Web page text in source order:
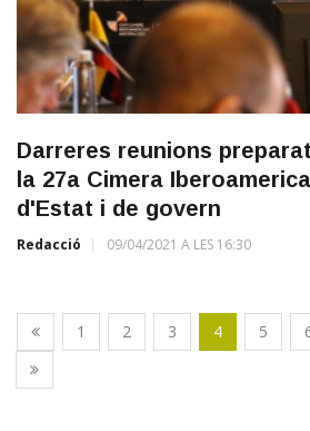
Darreres reunions
la 27a Cimera
d'Estat i de govern
Redacció 09/04/2021 A LES 16:30
1 2 3 4 5